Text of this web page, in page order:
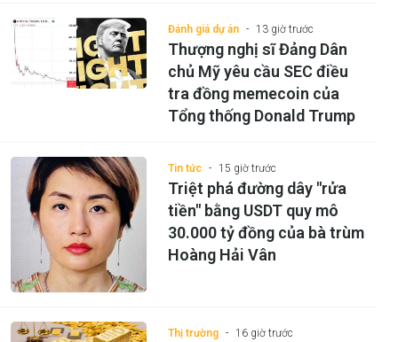
Đánh giá dự án 13 giờ trước
Thượng nghị sĩ Đảng Dân
chủ Mỹ yêu cầu SEC điều
tra đồng memecoin của
Tổng thống Donald Trump
Tin tức 15 giờ trước
Triệt phá đường dây "rửa
tiền" bằng USDT quy mô
30.000 tỷ đồng của bà trùm
Hoàng Hải Vân
Thị trường 16 giờ trước